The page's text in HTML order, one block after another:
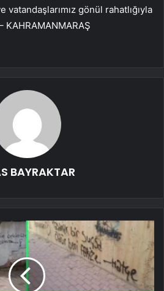
gönül rahatlığıyla
KAHRAMANMARAŞ
BAYRAKTAR